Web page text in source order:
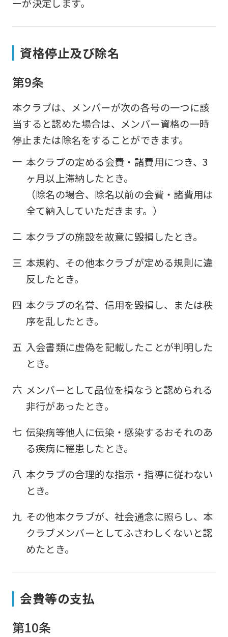
ーが決定します。
資格停止及び除名
第9条
本クラブは、メンバーが次の各号の一つに該
当すると認めた場合は、メンバー資格の一時
停止または除名をすることができます。
一 本クラブの定める会費・諸費用につき、3
ヶ月以上滞納したとき。
（除名の場合、除名以前の会費・諸費用は
全て納入していただきます。）
二 本クラブの施設を故意に毀損したとき。
三 本規約、その他本クラブが定める規則に違
反したとき。
四 本クラブの名誉、信用を毀損し、または秩
序を乱したとき。
五 入会書類に虚偽を記載したことが判明した
とき。
六 メンバーとして品位を損なうと認められる
非行があったとき。
七 伝染病等他人に伝染・感染するおそれのあ
る疾病に罹患したとき。
八 本クラブの合理的な指示・指導に従わない
とき。
九 その他本クラブが、社会通念に照らし、本
クラブメンバーとしてふさわしくないと認
めたとき。
会費等の支払
第10条
For